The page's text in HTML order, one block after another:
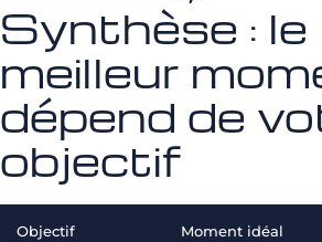
Synthèse : le
meilleur
dépend de
objectif
Objectif Moment idéal